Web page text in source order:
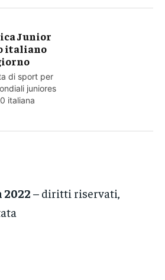
Junior
italiano
di sport per
juniores
italiana
– diritti riservati,